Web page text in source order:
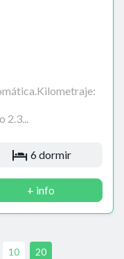
2.3...
6 dormir
+ info
10 20